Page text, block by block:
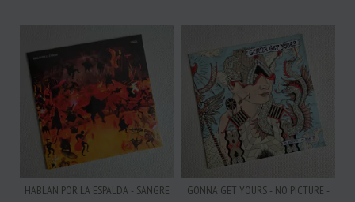
HABLAN POR LA ESPALDA - SANGRE
GONNA GET YOURS - NO PICTURE -